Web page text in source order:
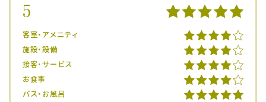
5
客室・アメニティ
施設・設備
接客・サービス
お食事
バス・お風呂